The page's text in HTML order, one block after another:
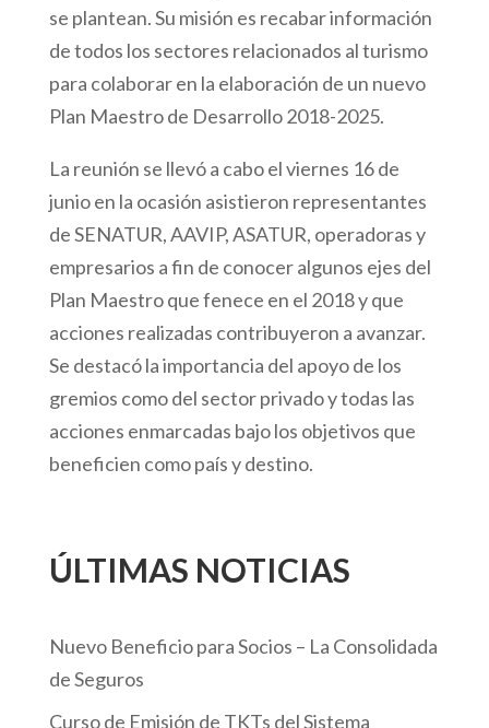
se plantean. Su misión es recabar información
de todos los sectores relacionados al turismo
para colaborar en la elaboración de un nuevo
Plan Maestro de Desarrollo 2018-2025.
La reunión se llevó a cabo el viernes 16 de
junio en la ocasión asistieron representantes
de SENATUR, AAVIP, ASATUR, operadoras y
empresarios a fin de conocer algunos ejes del
Plan Maestro que fenece en el 2018 y que
acciones realizadas contribuyeron a avanzar.
Se destacó la importancia del apoyo de los
gremios como del sector privado y todas las
acciones enmarcadas bajo los objetivos que
beneficien como país y destino.
ÚLTIMAS NOTICIAS
Nuevo Beneficio para Socios – La Consolidada
de Seguros
Curso de Emisión de TKTs del Sistema